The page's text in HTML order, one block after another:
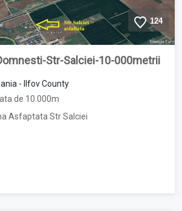
124
Str-Salciei-10-000metrii
- Ilfov County
de 10.000m
Asfaptata Str Salciei